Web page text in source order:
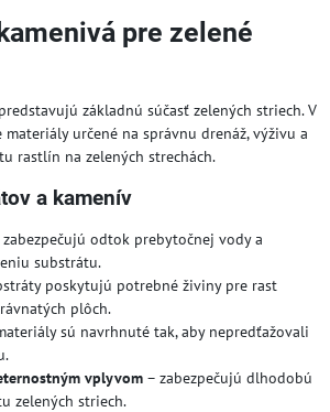
pre zelené
základnú súčasť zelených striech. V
určené na správnu drenáž, výživu a
rastlín na zelených strechách.
a kamenív
odtok prebytočnej vody a
substrátu.
poskytujú potrebné živiny pre rast
plôch.
sú navrhnuté tak, aby nepredťažovali
vplyvom – zabezpečujú dlhodobú
zelených striech.